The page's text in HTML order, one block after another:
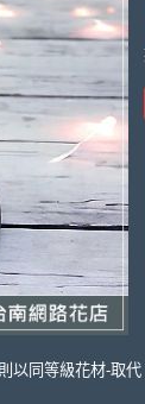
以同等級花材-取代